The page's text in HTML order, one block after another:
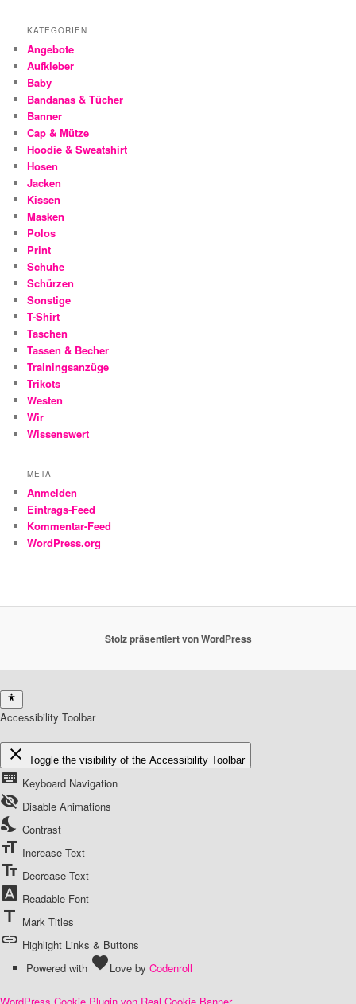
KATEGORIEN
Angebote
Aufkleber
Baby
Bandanas & Tücher
Banner
Cap & Mütze
Hoodie & Sweatshirt
Hosen
Jacken
Kissen
Masken
Polos
Print
Schuhe
Schürzen
Sonstige
T-Shirt
Taschen
Tassen & Becher
Trainingsanzüge
Trikots
Westen
Wir
Wissenswert
META
Anmelden
Eintrags-Feed
Kommentar-Feed
WordPress.org
Stolz präsentiert von WordPress
Accessibility Toolbar
close Toggle the visibility of the Accessibility Toolbar
keyboard Keyboard Navigation
visibility_off Disable Animations
nights_stay Contrast
format_size Increase Text
text_fields Decrease Text
font_download Readable Font
title Mark Titles
link Highlight Links & Buttons
Powered with favoriteLoveby Codenroll